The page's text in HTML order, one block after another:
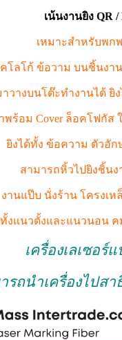
เน้นงานยิง QR
เหมาะสำหรับพก
โลโก้ ข้อวาม บนชิ้นง
าวางบนโต๊ะทำงานได้ ยิ
พร้อม Cover ล็อคโฟกัส
ยิงได้ทั้ง ข้อความ ตัวอัก
สามารถหิ้วไปยิงชิ้น
งานแป๊บ นั่งร้าน โครงเ
งแนวตั้งและแนวนอน ค
เครื่องเลเซอร์
รถนำเครื่องไปสา